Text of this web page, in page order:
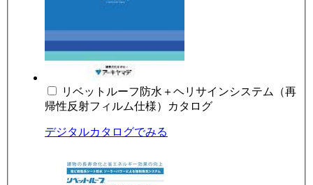
リベットルーフ防水＋ヘリサインシステム（再
帰性反射フィルム仕様）カタログ
デジタルカタログでみる